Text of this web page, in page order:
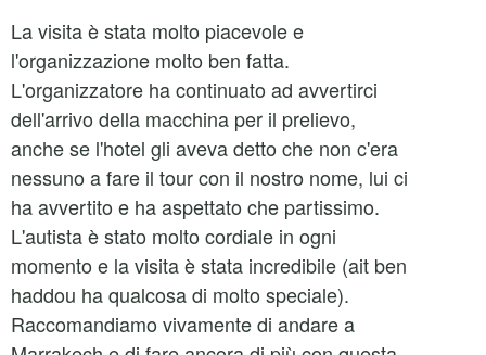
La visita è stata molto piacevole e
l'organizzazione molto ben fatta.
L'organizzatore ha continuato ad avvertirci
dell'arrivo della macchina per il prelievo,
anche se l'hotel gli aveva detto che non c'era
nessuno a fare il tour con il nostro nome, lui ci
ha avvertito e ha aspettato che partissimo.
L'autista è stato molto cordiale in ogni
momento e la visita è stata incredibile (ait ben
haddou ha qualcosa di molto speciale).
Raccomandiamo vivamente di andare a